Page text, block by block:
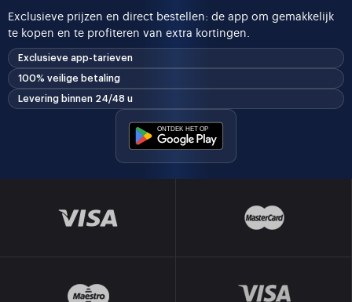
Exclusieve prijzen en direct bestellen: de app om gemakkelijk
te kopen en te profiteren van extra kortingen.
Exclusieve app-tarieven
100% veilige betaling
Levering binnen 24/48 u